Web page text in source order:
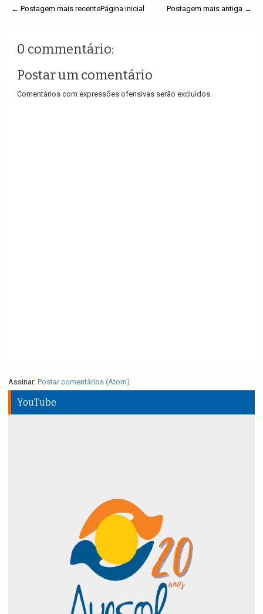
← Postagem mais recente Postagem mais antiga →
Página inicial
0 commentário:
Postar um comentário
Comentários com expressões ofensivas serão excluídos.
Assinar: Postar comentários (Atom)
YouTube